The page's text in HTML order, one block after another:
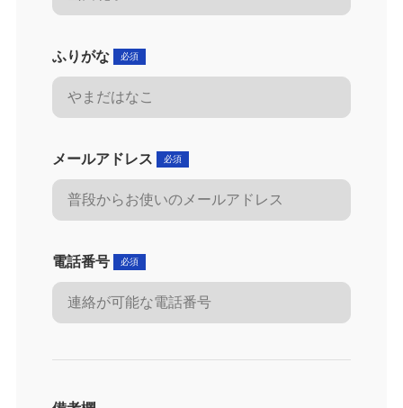
ふりがな
メールアドレス
電話番号